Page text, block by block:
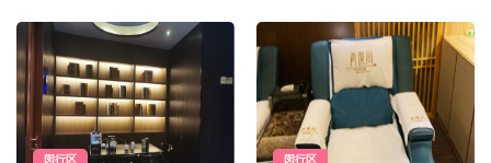
闵行区 闵行区